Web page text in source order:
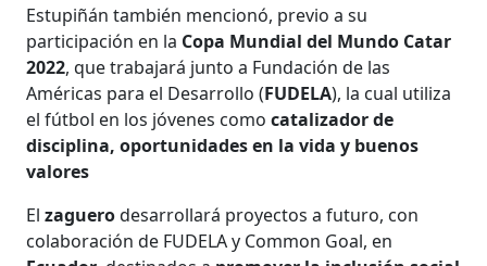
Estupiñán también mencionó, previo a su
participación en la Copa Mundial del Mundo Catar
2022, que trabajará junto a Fundación de las
Américas para el Desarrollo (FUDELA), la cual utiliza
el fútbol en los jóvenes comocatalizador de
disciplina, oportunidades en la vida y buenos
valores
Elzaguerodesarrollará proyectos a futuro, con
colaboración de FUDELA y Common Goal, en